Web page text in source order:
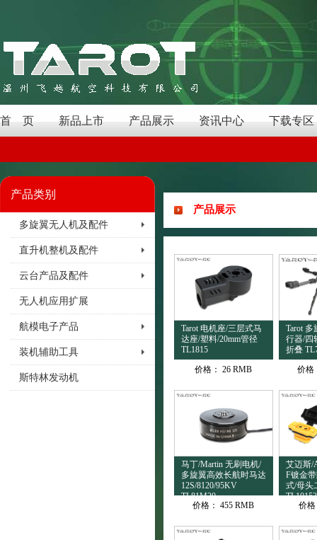
首 页 新品上市 产品展示 资讯中心 下载专区
产品类别
多旋翼无人机及配件
直升机整机及配件
云台产品及配件
无人机应用扩展
航模电子产品
装机辅助工具
斯特林发动机
产品展示
Tarot 电机座/三层式马
达座/塑料/20mm管径
TL1815
价格： 26 RMB
Tarot
行器/四
折叠
价格
马丁/Martin 无刷电机/
多旋翼高效长航时马达
12S/8120/95KV
TL81M20
价格： 455 RMB
艾迈斯/
F镀金
式/母头
TL10153
价